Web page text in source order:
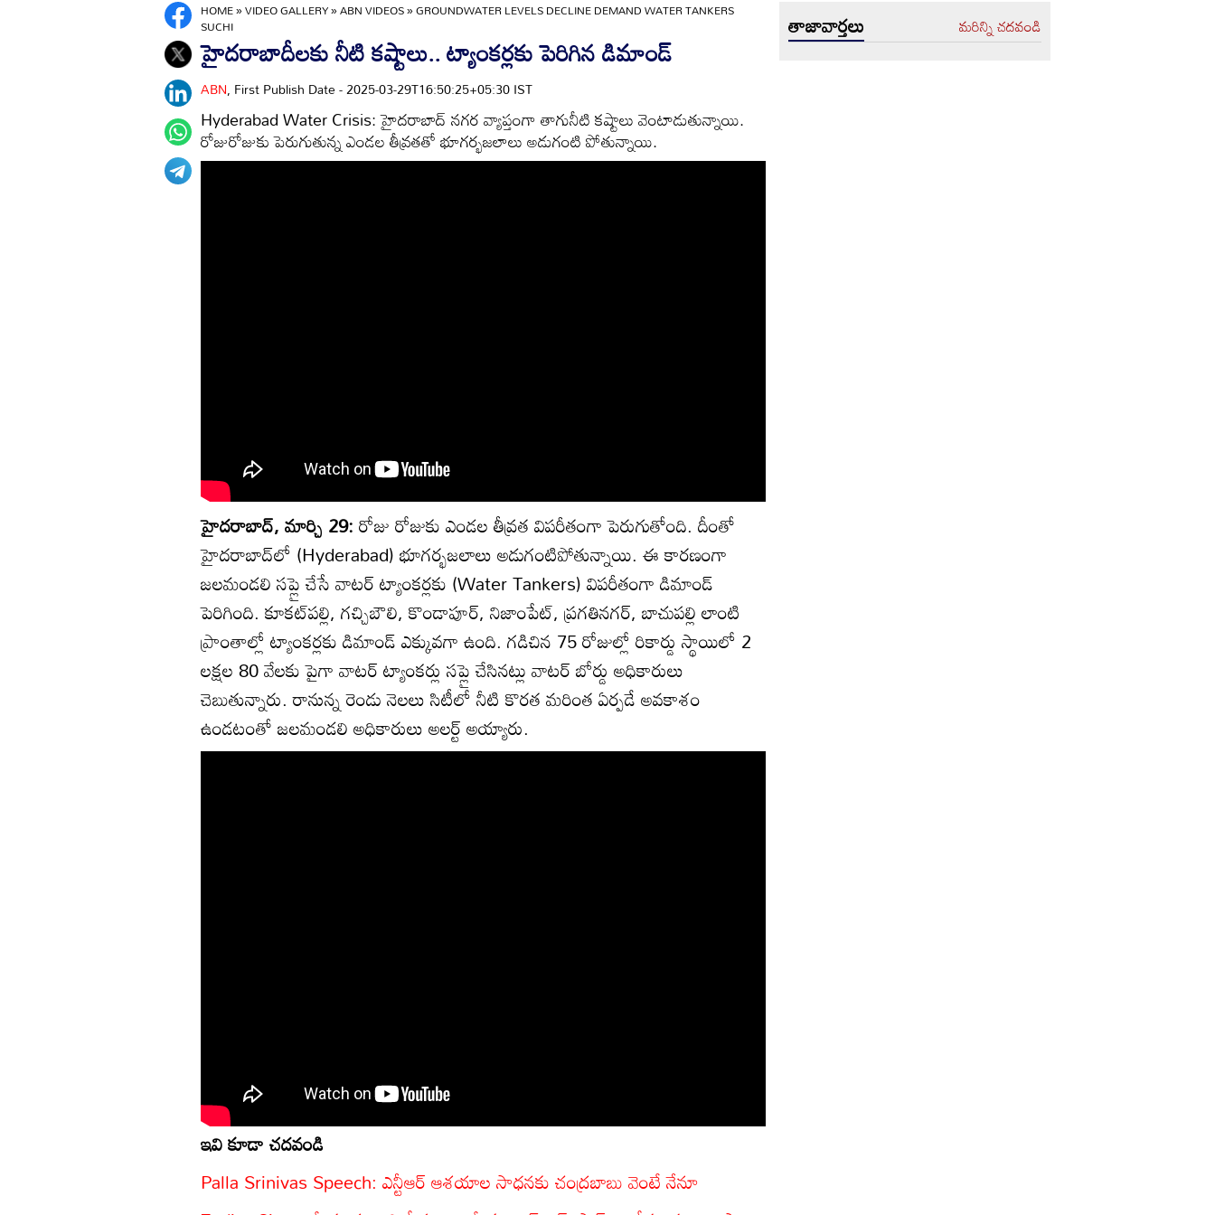
HOME»VIDEO GALLERY»ABN VIDEOS»GROUNDWATER LEVELS DECLINE DEMAND WATER TANKERS
SUCHI
హైదరాబాదీలకు నీటి కష్టాలు.. ట్యాంకర్లకు పెరిగిన డిమాండ్
ABN, First Publish Date - 2025-03-29T16:50:25+05:30 IST
Hyderabad Water Crisis: హైదరాబాద్ నగర వ్యాప్తంగా తాగునీటి కష్టాలు వెంటాడుతున్నాయి.
రోజురోజుకు పెరుగుతున్న ఎండల తీవ్రతతో భూగర్భజలాలు అడుగంటి పోతున్నాయి.
హైదరాబాద్, మార్చి 29:రోజు రోజుకు ఎండల తీవ్రత విపరీతంగా పెరుగుతోంది. దీంతో
హైదరాబాద్‌లో (Hyderabad) భూగర్భజలాలు అడుగంటిపోతున్నాయి. ఈ కారణంగా
జలమండలి సప్లై చేసే వాటర్ ట్యాంకర్లకు (Water Tankers) విపరీతంగా డిమాండ్
పెరిగింది. కూకట్‌పల్లి, గచ్చిబౌలి, కొండాపూర్, నిజాంపేట్, ప్రగతినగర్, బాచుపల్లి లాంటి
ప్రాంతాల్లో ట్యాంకర్లకు డిమాండ్ ఎక్కువగా ఉంది. గడిచిన 75 రోజుల్లో రికార్డు స్థాయిలో 2
లక్షల 80 వేలకు పైగా వాటర్ ట్యాంకర్లు సప్లై చేసినట్లు వాటర్ బోర్డు అధికారులు
చెబుతున్నారు. రానున్న రెండు నెలలు సిటీలో నీటి కొరత మరింత ఏర్పడే అవకాశం
ఉండటంతో జలమండలి అధికారులు అలర్ట్ అయ్యారు.
ఇవి కూడా చదవండి
Palla Srinivas Speech: ఎన్టీఆర్ ఆశయాల సాధనకు చంద్రబాబు వెంటే నేనూ
తాజావార్తలు మరిన్ని చదవండి